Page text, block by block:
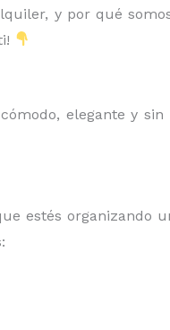
y por qué
elegante y sin
estés organizando